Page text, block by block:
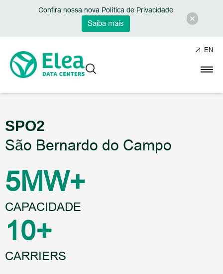
Confira nossa nova Política de Privacidade
Saiba mais
EN
SPO2
São Bernardo do Campo
5MW+
CAPACIDADE
10+
CARRIERS